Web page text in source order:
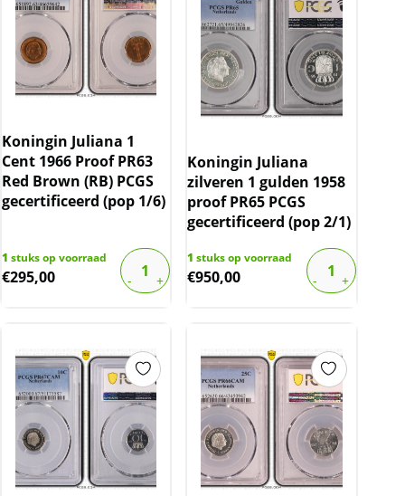
Koningin Juliana 1
Cent 1966 Proof PR63
Red Brown (RB) PCGS
gecertificeerd (pop 1/6)
1 stuks op voorraad
€295,00
Koningin Juliana
zilveren 1 gulden 1958
proof PR65 PCGS
gecertificeerd (pop 2/1)
1 stuks op voorraad
€950,00